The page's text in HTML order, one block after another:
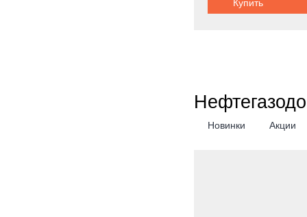
Купить
Новинки Акции